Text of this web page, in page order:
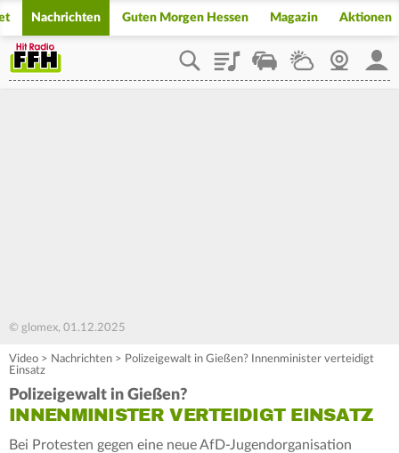
Nachrichten Guten Morgen Hessen Magazin Aktionen
PlaylistStaupilotWetterWebcam
© glomex, 01.12.2025
Video > Nachrichten > Polizeigewalt in Gießen? Innenminister verteidigt
Einsatz
Polizeigewalt in Gießen?
INNENMINISTER VERTEIDIGT EINSATZ
Bei Protesten gegen eine neue AfD-Jugendorganisation